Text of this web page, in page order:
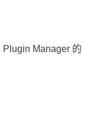
Manager 的